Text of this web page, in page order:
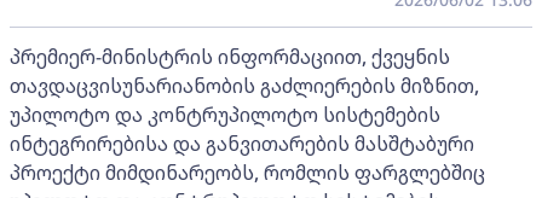
პრემიერ-მინისტრის ინფორმაციით, ქვეყნის
თავდაცვისუნარიანობის გაძლიერების მიზნით,
უპილოტო და კონტრუპილოტო სისტემების
ინტეგრირებისა და განვითარების მასშტაბური
პროექტი მიმდინარეობს, რომლის ფარგლებშიც